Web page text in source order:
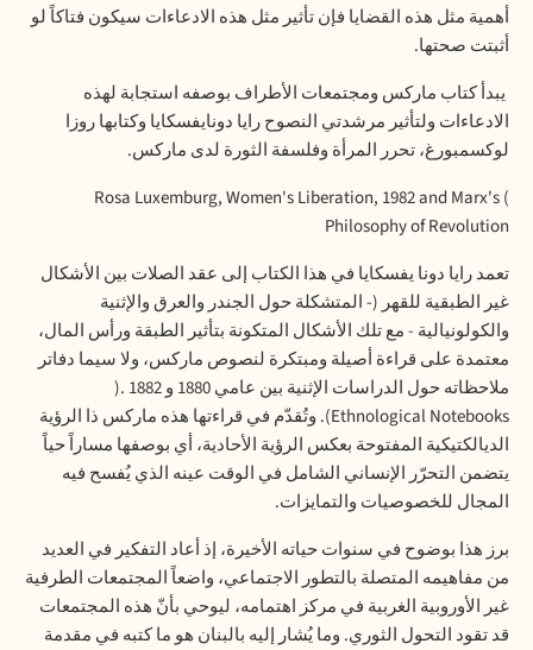
أهمية مثل هذه القضايا فإن تأثير مثل هذه الادعاءات سيكون فتاكاً لو
أثبتت صحتها.
يبدأ كتاب ماركس ومجتمعات الأطراف بوصفه استجابة لهذه
الادعاءات ولتأثير مرشدتي النصوح رايا دونايفسكايا وكتابها روزا
لوكسمبورغ، تحرر المرأة وفلسفة الثورة لدى ماركس.
)
Rosa Luxemburg, Women's Liberation, 1982 and Marx's
Philosophy of Revolution
تعمد رايا دونا يفسكايا في هذا الكتاب إلى عقد الصلات بين الأشكال
غير الطبقية للقهر (- المتشكلة حول الجندر والعرق والإثنية
والكولونيالية - مع تلك الأشكال المتكونة بتأثير الطبقة ورأس المال،
معتمدة على قراءة أصيلة ومبتكرة لنصوص ماركس، ولا سیما دفاتر
ملاحظاته حول الدراسات الإثنية بين عامي1880 و1882
.
(
Ethnological Notebooks).
وتُقدّم في قراءتها هذه ماركس ذا الرؤية
الديالكتيكية المفتوحة بعكس الرؤية الأحادية، أي بوصفها مساراً حياً
يتضمن التحرّر الإنساني الشامل في الوقت عينه الذي يُفسح فيه
المجال للخصوصيات والتمايزات.
برز هذا بوضوح في سنوات حياته الأخيرة، إذ أعاد التفكير في العديد
من مفاهيمه المتصلة بالتطور الاجتماعي، واضعاً المجتمعات الطرفية
غير الأوروبية الغربية في مركز اهتمامه، ليوحي بأنّ هذه المجتمعات
قد تقود التحول الثوري. وما يُشار إليه بالبنان هو ما كتبه في مقدمة